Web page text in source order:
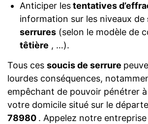
Anticiper lestentatives
information sur les niveaux de
serrures(selon le modèle de
têtière , …).
Tous ces soucis de serrure
lourdes conséquences,
empêchant de pouvoir pénétrer à
votre domicile situé sur le
78980 . Appelez notre